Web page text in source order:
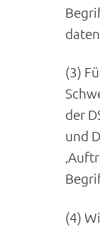
(3)
der
und
(4)